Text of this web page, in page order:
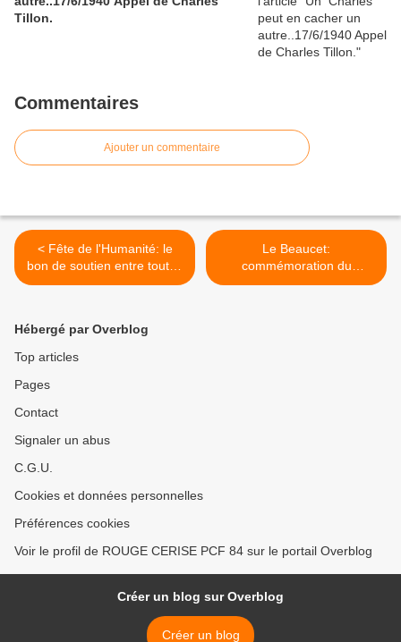
Tillon.
Commentaires
Ajouter un commentaire
< Fête de l'Humanité: le
bon de soutien entre toutes
les mains.
Le Beaucet:
commémoration du
massacre de Barbarenque,
Hébergé par Overblog
Top articles
Pages
Contact
Signaler un abus
C.G.U.
Cookies et données personnelles
Préférences cookies
Voir le profil de ROUGE CERISE PCF 84 sur le portail Overblog
Créer un blog sur Overblog
Créer un blog